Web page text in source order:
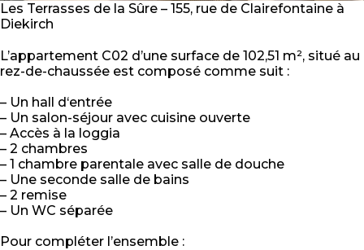
Les Terrasses de la Sûre – 155, rue de Clairefontaine à
Diekirch
L’appartement C02 d’une surface de 102,51 m², situé au
rez-de-chaussée est composé comme suit :
– Un hall d‘entrée
– Un salon-séjour avec cuisine ouverte
– Accès à la loggia
– 2 chambres
– 1 chambre parentale avec salle de douche
– Une seconde salle de bains
– 2 remise
– Un WC séparée
Pour compléter l’ensemble :